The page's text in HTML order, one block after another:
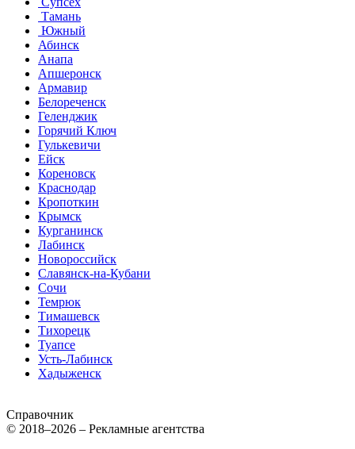
Тамань
Южный
Абинск
Анапа
Апшеронск
Армавир
Белореченск
Геленджик
Горячий Ключ
Гулькевичи
Ейск
Кореновск
Краснодар
Кропоткин
Крымск
Курганинск
Лабинск
Новороссийск
Славянск-на-Кубани
Сочи
Темрюк
Тимашевск
Тихорецк
Туапсе
Усть-Лабинск
Хадыженск
Справочник
© 2018–2026 – Рекламные агентства